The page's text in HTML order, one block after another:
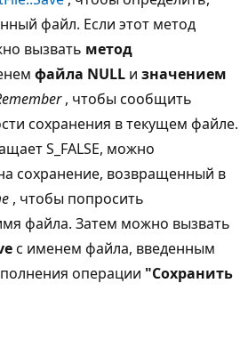
файл. Если этот метод
вызвать метод
файла NULL и значением
, чтобы сообщить
сохранения в текущем файле.
S_FALSE, можно
сохранение, возвращенный в
, чтобы попросить
файла. Затем можно вызвать
с именем файла, введенным
операции "Сохранить